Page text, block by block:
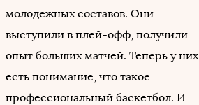
молодежных составов. Они
выступили в плей-офф, получили
опыт больших матчей. Теперь у них
есть понимание, что такое
профессиональный баскетбол. И